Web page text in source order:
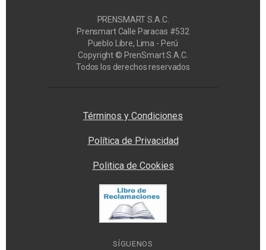
PRENSMART S.A.C.
Prensmart Calle Paracas #532
Pueblo Libre, Lima - Perú
Copyright © PrenSmart S.A.C.
Todos los derechos reservados
Términos y Condiciones
Política de Privacidad
Politica de Cookies
SÍGUENOS